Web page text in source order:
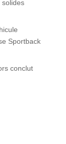
solides
Sportback
conclut